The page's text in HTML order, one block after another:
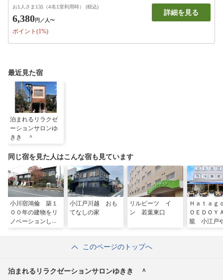
お1人さま1泊（4名1室利用時） (税込)
6,380円 ／人〜
ポイント(1%)
詳細を見る
最近見た宿
泊まれるリラクゼ
ーションサロンゆ
きき ＾
同じ宿を見た人はこんな宿も見ています
小川宿鴻倫 築１
００年の建物をリ
ノベーションしま
小江戸川越 おも
てなしの家
リルビーツ イ
ン 若葉東口
Ｈａｔａ
ＯＥＤＯ
籠 小江戸
このページのトップへ
泊まれるリラクゼーションサロンゆきき ＾